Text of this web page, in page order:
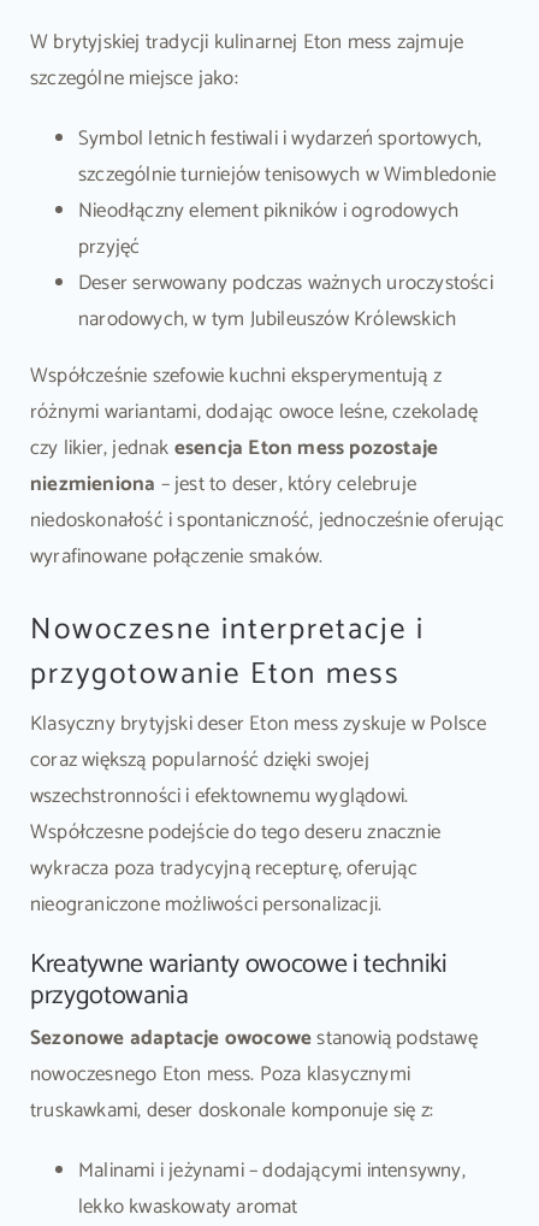
W brytyjskiej tradycji kulinarnej Eton mess zajmuje
szczególne miejsce jako:
Symbol letnich festiwali i wydarzeń sportowych,
szczególnie turniejów tenisowych w Wimbledonie
Nieodłączny element pikników i ogrodowych
przyjęć
Deser serwowany podczas ważnych uroczystości
narodowych, w tym Jubileuszów Królewskich
Współcześnie szefowie kuchni eksperymentują z
różnymi wariantami, dodając owoce leśne, czekoladę
czy likier, jednakesencja Eton mess pozostaje
niezmieniona – jest to deser, który celebruje
niedoskonałość i spontaniczność, jednocześnie oferując
wyrafinowane połączenie smaków.
Nowoczesne interpretacje i
przygotowanie Eton mess
Klasyczny brytyjski deser Eton mess zyskuje w Polsce
coraz większą popularność dzięki swojej
wszechstronności i efektownemu wyglądowi.
Współczesne podejście do tego deseru znacznie
wykracza poza tradycyjną recepturę, oferując
nieograniczone możliwości personalizacji.
Kreatywne warianty owocowe i techniki
przygotowania
Sezonowe adaptacje owocowestanowią podstawę
nowoczesnego Eton mess. Poza klasycznymi
truskawkami, deser doskonale komponuje się z:
Malinami i jeżynami – dodającymi intensywny,
lekko kwaskowaty aromat